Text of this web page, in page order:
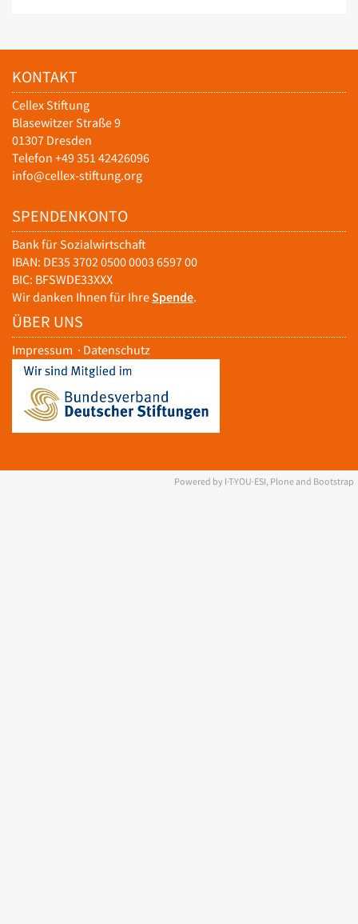
KONTAKT
Cellex Stiftung
Blasewitzer Straße 9
01307 Dresden
Telefon +49 351 42426096
info@cellex-stiftung.org
SPENDENKONTO
Bank für Sozialwirtschaft
IBAN: DE35 3702 0500 0003 6597 00
BIC: BFSWDE33XXX
Wir danken Ihnen für IhreSpende.
ÜBER UNS
Impressum · Datenschutz
Powered by I·T·YOU·ESI, Plone and Bootstrap